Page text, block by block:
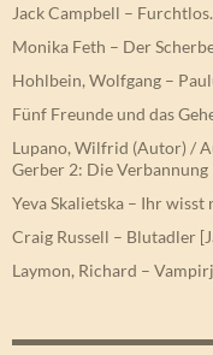
Jack Campbell –
Monika Feth – Der
Hohlbein, Wolfgang –
Fünf Freunde und das
Lupano, Wilfrid (Autor) /
Gerber 2: Die Verbannung
Yeva Skalietska – Ihr
Craig Russell – Blutadler
Laymon, Richard –